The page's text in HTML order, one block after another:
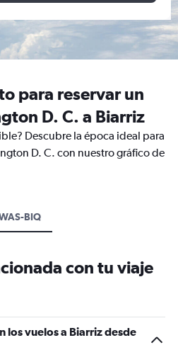
para reservar un
D. C. a Biarriz
Descubre la época ideal para
D. C. con nuestro gráfico de
BIQ
con tu viaje
los vuelos a Biarriz desde